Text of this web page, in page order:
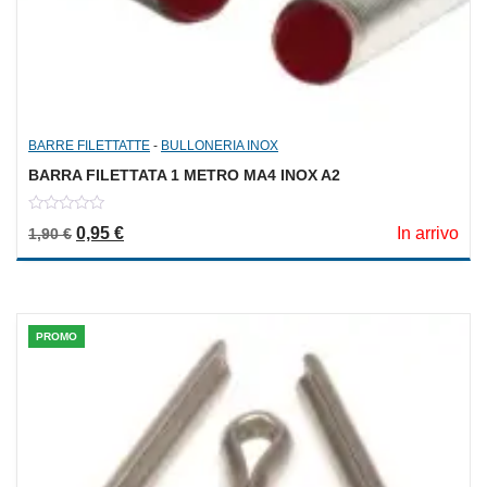
BARRE FILETTATTE - BULLONERIA INOX
BARRA FILETTATA 1 METRO MA4 INOX A2
out
5
1,90€ Il prezzo originale era: 1,90 €.
0,95 €Il prezzo attuale è: 0,95 €. In arrivo
PROMO